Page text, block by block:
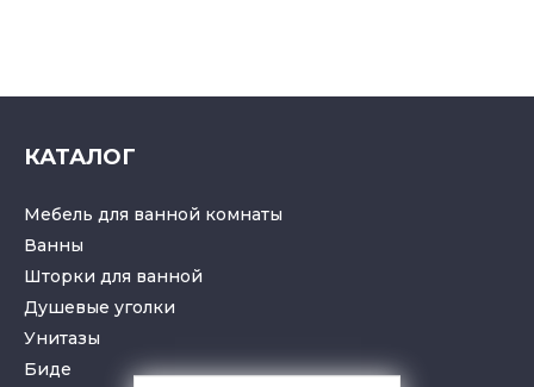
КАТАЛОГ
Мебель для ванной комнаты
Ванны
Шторки для ванной
Душевые уголки
Унитазы
Биде